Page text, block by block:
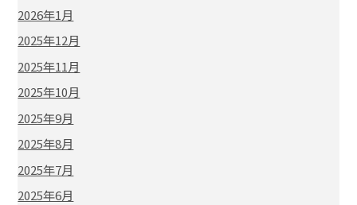
2026年1月
2025年12月
2025年11月
2025年10月
2025年9月
2025年8月
2025年7月
2025年6月